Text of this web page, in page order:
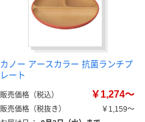
カノー アースカラー 抗菌ランチプ
レート
販売価格（税込） ￥1,274～
販売価格（税抜き）
￥1,159～